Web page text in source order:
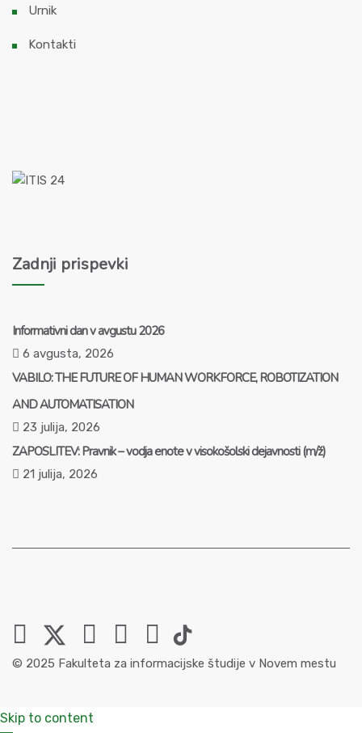
Urnik
Kontakti
Zadnji prispevki
Informativni dan v avgustu 2026
6 avgusta, 2026
VABILO: THE FUTURE OF HUMAN WORKFORCE, ROBOTIZATION
AND AUTOMATISATION
23 julija, 2026
ZAPOSLITEV: Pravnik – vodja enote v visokošolski dejavnosti (m/ž)
21 julija, 2026
© 2025 Fakulteta za informacijske študije v Novem mestu
Skip to content